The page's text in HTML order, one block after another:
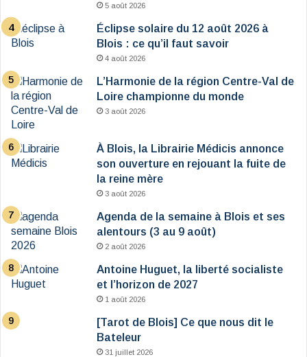
5 août 2026
Éclipse solaire du 12 août 2026 à
Blois : ce qu’il faut savoir
4 août 2026
L’Harmonie de la région Centre-Val de
Loire championne du monde
3 août 2026
À Blois, la Librairie Médicis annonce
son ouverture en rejouant la fuite de
la reine mère
3 août 2026
Agenda de la semaine à Blois et ses
alentours (3 au 9 août)
2 août 2026
Antoine Huguet, la liberté socialiste
et l’horizon de 2027
1 août 2026
[Tarot de Blois] Ce que nous dit le
Bateleur
31 juillet 2026